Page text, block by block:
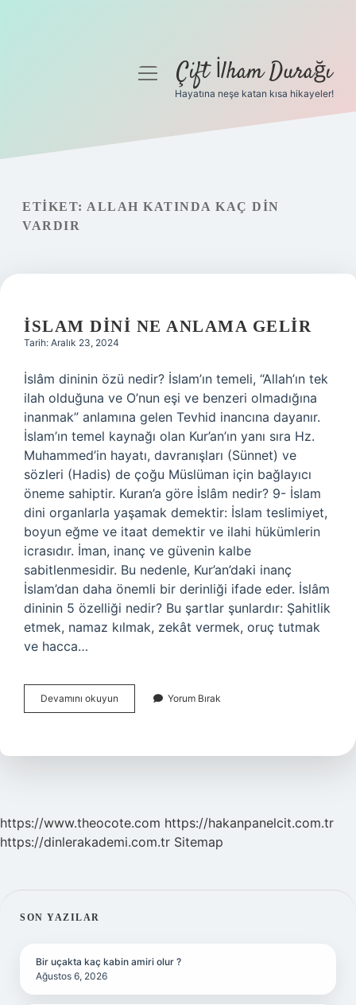
Gizlilik Politikası
Hakkımızda
menüyüÇift İlham Durağı
Hayatına neşe katan kısa hikayeler!
ETIKET: ALLAH KATINDA KAÇ DIN
VARDIR
İSLAM DINI NE ANLAMA GELIR
Tarih: Aralık 23, 2024
İslâm dininin özü nedir? İslam’ın temeli, “Allah’ın tek
ilah olduğuna ve O’nun eşi ve benzeri olmadığına
inanmak” anlamına gelen Tevhid inancına dayanır.
İslam’ın temel kaynağı olan Kur’an’ın yanı sıra Hz.
Muhammed’in hayatı, davranışları (Sünnet) ve
sözleri (Hadis) de çoğu Müslüman için bağlayıcı
öneme sahiptir. Kuran’a göre İslâm nedir? 9- İslam
dini organlarla yaşamak demektir: İslam teslimiyet,
boyun eğme ve itaat demektir ve ilahi hükümlerin
icrasıdır. İman, inanç ve güvenin kalbe
sabitlenmesidir. Bu nedenle, Kur’an’daki inanç
İslam’dan daha önemli bir derinliği ifade eder. İslâm
dininin 5 özelliği nedir? Bu şartlar şunlardır: Şahitlik
etmek, namaz kılmak, zekât vermek, oruç tutmak
ve hacca…
Devamını okuyun
Dini
Gelir
Yorum Bırak
https://www.theocote.com https://hakanpanelcit.com.tr
https://dinlerakademi.com.tr Sitemap
SIDEBAR
SON YAZILAR
Bir uçakta kaç kabin amiri olur ?
Ağustos 6, 2026